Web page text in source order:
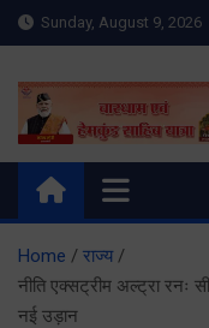
Skip
to
Sunday, August 9, 2026
Meru
News |
meruraibar.com
Home
राज्य
नीति एक्सट्रीम अल्ट्रा रनः
नई उड़ान